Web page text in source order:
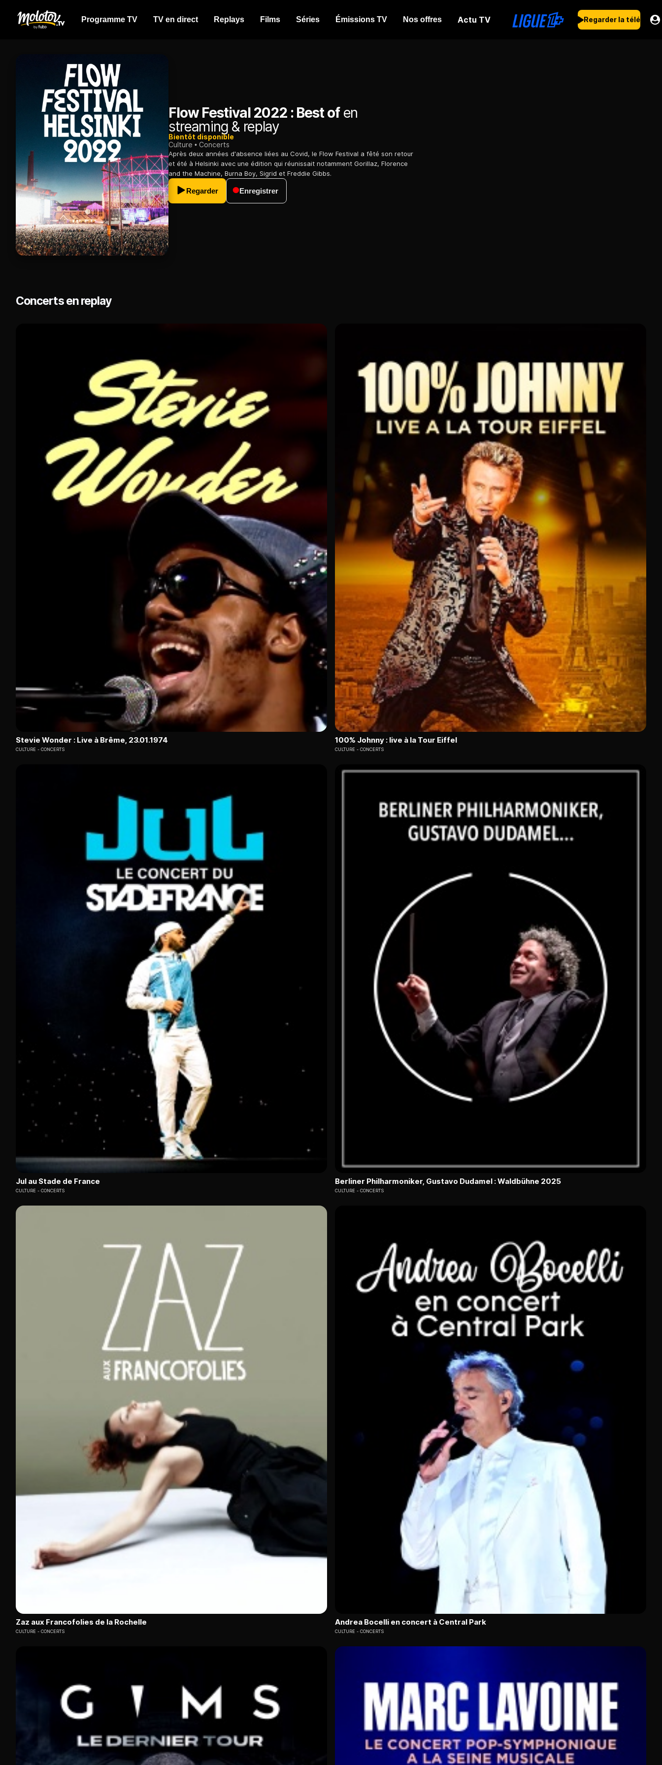
Programme TV TV en direct Replays Films Séries Émissions TV Nos offres Actu TV Regarder la télé
Flow Festival 2022 : Best ofen
streaming & replay
Bientôt disponible
Culture
Concerts
Après deux années d'absence liées au Covid, le Flow Festival a fêté son retour
et été à Helsinki avec une édition qui réunissait notamment Gorillaz, Florence
and the Machine, Burna Boy, Sigrid et Freddie Gibbs.
Regarder Enregistrer
Concerts en replay
Stevie Wonder : Live à Brême, 23.01.1974
CULTURE CONCERTS
100% Johnny : live à la Tour Eiffel
CULTURE CONCERTS
Jul au Stade de France
CULTURE CONCERTS
Berliner Philharmoniker, Gustavo Dudamel : Waldbühne 2025
CULTURE CONCERTS
Zaz aux Francofolies de la Rochelle
CULTURE CONCERTS
Andrea Bocelli en concert à Central Park
CULTURE CONCERTS